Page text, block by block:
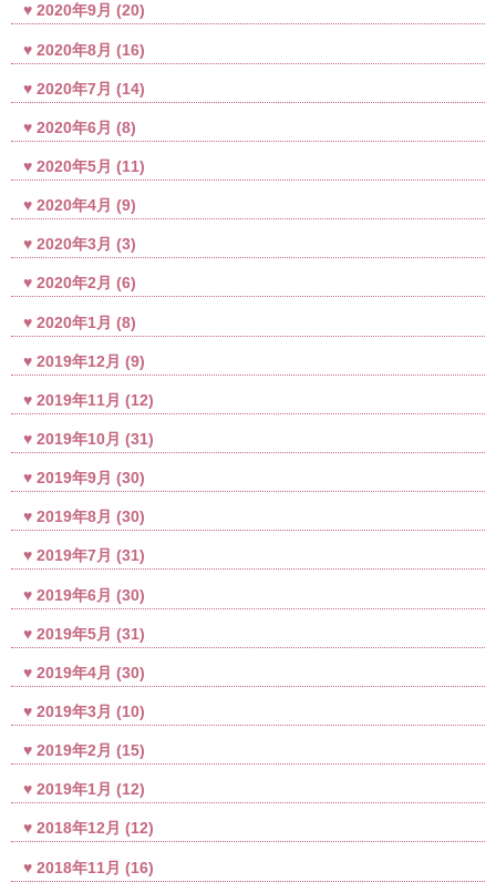
2020年9月 (20)
2020年8月 (16)
2020年7月 (14)
2020年6月 (8)
2020年5月 (11)
2020年4月 (9)
2020年3月 (3)
2020年2月 (6)
2020年1月 (8)
2019年12月 (9)
2019年11月 (12)
2019年10月 (31)
2019年9月 (30)
2019年8月 (30)
2019年7月 (31)
2019年6月 (30)
2019年5月 (31)
2019年4月 (30)
2019年3月 (10)
2019年2月 (15)
2019年1月 (12)
2018年12月 (12)
2018年11月 (16)